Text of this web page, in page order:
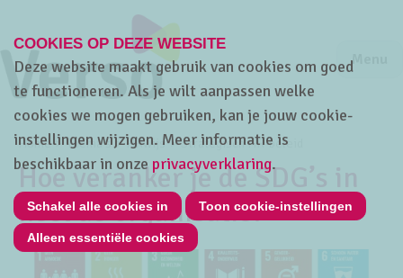
Jump
Menu
Home Thema's HRwijs Strategisch HR-beleid
Hoe veranker je de SDG’s in
heel de organisatie?
COOKIES OP DEZE WEBSITE
Deze website maakt gebruik van cookies om goed
te functioneren. Als je wilt aanpassen welke
cookies we mogen gebruiken, kan je jouw cookie-
instellingen wijzigen. Meer informatie is
beschikbaar in onze privacyverklaring.
Schakel alle cookies in Toon cookie-instellingen
Alleen essentiële cookies